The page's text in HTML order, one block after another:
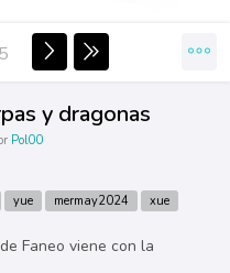
y dragonas
Pol00
yue mermay2024 xue
Faneo viene con la